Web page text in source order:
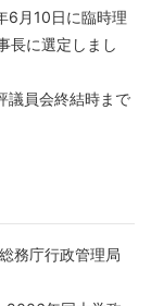
6月10日に臨時理
長に選定しまし
員会終結時まで
務庁行政管理局